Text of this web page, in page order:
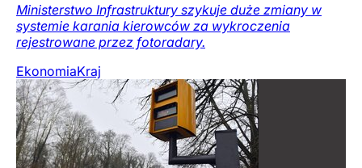
Ministerstwo Infrastruktury szykuje duże zmiany w
systemie karania kierowców za wykroczenia
rejestrowane przez fotoradary.
EkonomiaKraj